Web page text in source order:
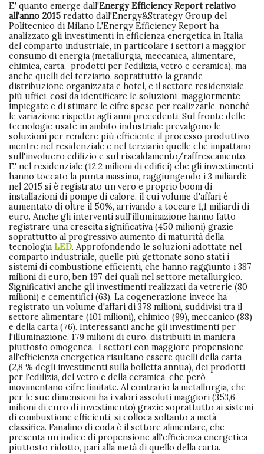
E' quanto emerge dall'Energy Efficiency Report relativo
all'anno 2015 redatto dall'Energy&Strategy Group del
Politecnico di Milano L'Energy Efficiency Report ha
analizzato gli investimenti in efficienza energetica in Italia
del comparto industriale, in particolare i settori a maggior
consumo di energia (metallurgia, meccanica, alimentare,
chimica, carta, prodotti per l'edilizia, vetro e ceramica), ma
anche quelli del terziario, soprattutto la grande
distribuzione organizzata e hotel, e il settore residenziale
più uffici, così da identificare le soluzioni maggiormente
impiegate e di stimare le cifre spese per realizzarle, nonché
le variazione rispetto agli anni precedenti. Sul fronte delle
tecnologie usate in ambito industriale prevalgono le
soluzioni per rendere più efficiente il processo produttivo,
mentre nel residenziale e nel terziario quelle che impattano
sull'involucro edilizio e sul riscaldamento/raffrescamento.
E' nel residenziale (12,2 milioni di edifici) che gli investimenti
hanno toccato la punta massima, raggiungendo i 3 miliardi:
nel 2015 si è registrato un vero e proprio boom di
installazioni di pompe di calore, il cui volume d'affari è
aumentato di oltre il 50%, arrivando a toccare 1,1 miliardi di
euro. Anche gli interventi sull'illuminazione hanno fatto
registrare una crescita significativa (450 milioni) grazie
soprattutto al progressivo aumento di maturità della
tecnologia LED. Approfondendo le soluzioni adottate nel
comparto industriale, quelle più gettonate sono stati i
sistemi di combustione efficienti, che hanno raggiunto i 387
milioni di euro, ben 197 dei quali nel settore metallurgico.
Significativi anche gli investimenti realizzati da vetrerie (80
milioni) e cementifici (63). La cogenerazione invece ha
registrato un volume d'affari di 378 milioni, suddivisi tra il
settore alimentare (101 milioni), chimico (99), meccanico (88)
e della carta (76). Interessanti anche gli investimenti per
l'illuminazione, 179 milioni di euro, distribuiti in maniera
piuttosto omogenea. I settori con maggiore propensione
all'efficienza energetica risultano essere quelli della carta
(2,8 % degli investimenti sulla bolletta annua), dei prodotti
per l'edilizia, del vetro e della ceramica, che però
movimentano cifre limitate. Al contrario la metallurgia, che
per le sue dimensioni ha i valori assoluti maggiori (353,6
milioni di euro di investimento) grazie soprattutto ai sistemi
di combustione efficienti, si colloca soltanto a metà
classifica. Fanalino di coda è il settore alimentare, che
presenta un indice di propensione all'efficienza energetica
piuttosto ridotto, pari alla metà di quello della carta.